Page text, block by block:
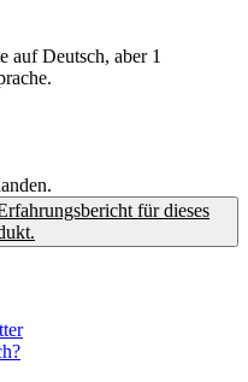
auf Deutsch, aber 1
für dieses